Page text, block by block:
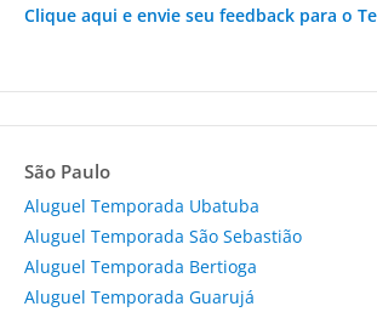
Clique aqui e envie seu feedback para o
São Paulo
Aluguel Temporada Ubatuba
Aluguel Temporada São Sebastião
Aluguel Temporada Bertioga
Aluguel Temporada Guarujá